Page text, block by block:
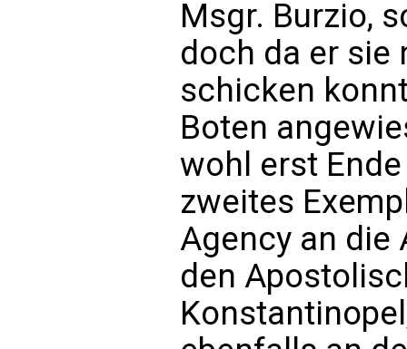
Msgr. Burzio,
doch da er sie
schicken
Boten
wohl erst
zweites
Agency an die
den